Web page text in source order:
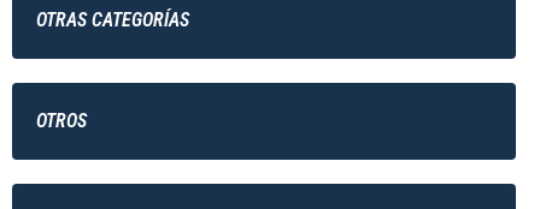
OTRAS CATEGORÍAS
OTROS